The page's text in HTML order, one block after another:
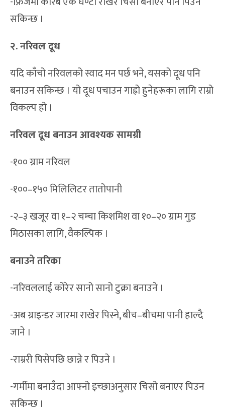
सकिन्छ ।
२. नरिवल दूध
यदि काँचो नरिवलको स्वाद मन पर्छ भने, यसको दूध पनि
बनाउन सकिन्छ । यो दूध पचाउन गाह्रो हुनेहरूका लागि राम्रो
विकल्प हो ।
नरिवल दूध बनाउन आवश्यक सामग्री
-१०० ग्राम नरिवल
-१००–१५० मिलिलिटर तातोपानी
-२–३ खजूर वा १–२ चम्चा किशमिश वा १०–२० ग्राम गुड
मिठासका लागि, वैकल्पिक ।
बनाउने तरिका
-नरिवललाई कोरेर सानो सानो टुक्रा बनाउने ।
-अब ग्राइन्डर जारमा राखेर पिस्ने, बीच–बीचमा पानी हाल्दै
जाने ।
-राम्ररी पिसेपछि छान्ने र पिउने ।
-गर्मीमा बनाउँदा आफ्नो इच्छाअनुसार चिसो बनाएर पिउन
सकिन्छ ।